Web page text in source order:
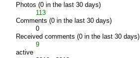
Photos (0 in the last 30 days)
113
Comments (0 in the last 30 days)
0
Received comments (0 in the last 30 days)
9
active